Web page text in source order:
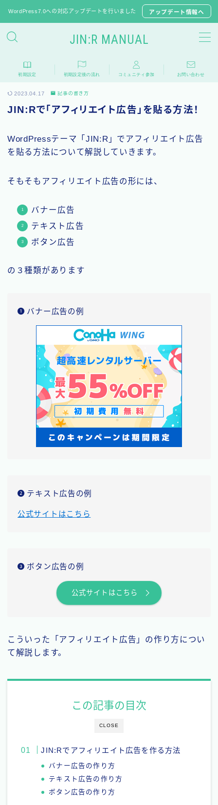
WordPress7.0への対応アップデートを行いました アップデート情報へ
JIN:R MANUAL
JIN:Rの初期設定
よくある質問
初期設定 初期設定後の流れ コミュニティ参加 お問い合わせ
2023.04.17 記事の書き方
JIN:Rで「アフィリエイト広告」を貼る方法！
WordPressテーマ「JIN:R」でアフィリエイト広告
を貼る方法について解説していきます。
そもそもアフィリエイト広告の形には、
バナー広告
テキスト広告
ボタン広告
の３種類があります
バナー広告の例
テキスト広告の例
公式サイトはこちら
ボタン広告の例
公式サイトはこちら
こういった「アフィリエイト広告」の作り方につい
て解説します。
CLOSE
この記事の目次
JIN:Rでアフィリエイト広告を作る方法
バナー広告の作り方
テキスト広告の作り方
ボタン広告の作り方